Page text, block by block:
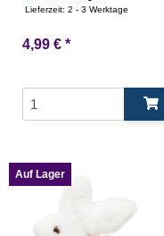
24 lang 8 x 5 cm
Lieferzeit:2 - 3 Werktage
4,99 € *
Auf Lager